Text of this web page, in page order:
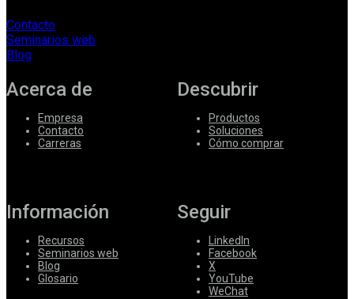
Contacto
Seminarios web
Blog
Acerca de
Empresa
Contacto
Carreras
Descubrir
Productos
Soluciones
Cómo comprar
Información
Recursos
Seminarios web
Blog
Glosario
Seguir
LinkedIn
Facebook
X
YouTube
WeChat